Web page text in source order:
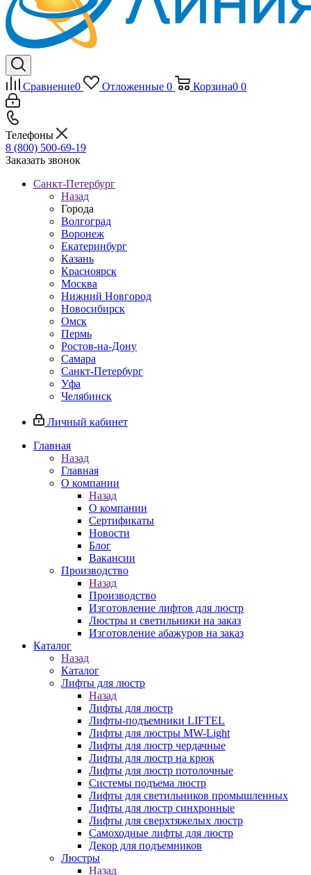
Сравнение0 Отложенные 0 Корзина0 0
Телефоны
8 (800) 500-69-19
Заказать звонок
Санкт-Петербург
Назад
Города
Волгоград
Воронеж
Екатеринбург
Казань
Красноярск
Москва
Нижний Новгород
Новосибирск
Омск
Пермь
Ростов-на-Дону
Самара
Санкт-Петербург
Уфа
Челябинск
Личный кабинет
Главная
Назад
Главная
О компании
Назад
О компании
Сертификаты
Новости
Блог
Вакансии
Производство
Назад
Производство
Изготовление лифтов для люстр
Люстры и светильники на заказ
Изготовление абажуров на заказ
Каталог
Назад
Каталог
Лифты для люстр
Назад
Лифты для люстр
Лифты-подъемники LIFTEL
Лифты для люстры MW-Light
Лифты для люстр чердачные
Лифты для люстр на крюк
Лифты для люстр потолочные
Системы подъема люстр
Лифты для светильников промышленных
Лифты для люстр синхронные
Лифты для сверхтяжелых люстр
Самоходные лифты для люстр
Декор для подъемников
Люстры
Назад